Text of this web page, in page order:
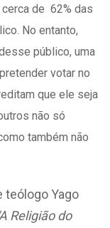
de 62% das
No entanto,
público, uma
votar no
que ele seja
não só
também não
teólogo Yago
Religião do